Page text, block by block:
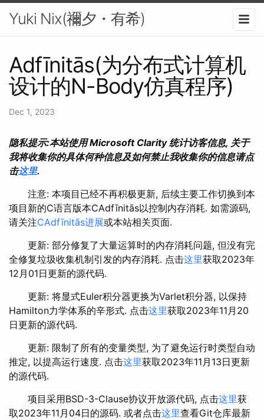
Yuki Nix(禰夕・有希)
Adfīnitās(为分布式计算机
设计的N-Body仿真程序)
Dec 1, 2023
隐私提示:本站使用 Microsoft Clarity 统计访客信息, 关于
我将收集你的具体何种信息及如何禁止我收集你的信息请点
击这里.
注意: 本项目已经不再积极更新, 后续主要工作切换到本
项目新的C语言版本CAdfīnitās以控制内存消耗. 如需源码,
请关注CAdfīnitās进展或本站相关页面.
更新: 部分修复了大量运算时的内存消耗问题, 但没有完
全修复垃圾收集机制引发的内存消耗. 点击这里获取2023年
12月01日更新的源代码.
更新: 将显式Euler积分器更换为Varlet积分器, 以保持
Hamilton力学体系的辛形式. 点击这里获取2023年11月20
日更新的源代码.
更新: 限制了所有的变量类型, 为了避免运行时类型自动
推定, 以提高运行速度. 点击这里获取2023年11月13日更新
的源代码.
项目采用BSD-3-Clause协议开放源代码, 点击这里获
取2023年11月04日的源码. 或者点击这里查看Git仓库最新